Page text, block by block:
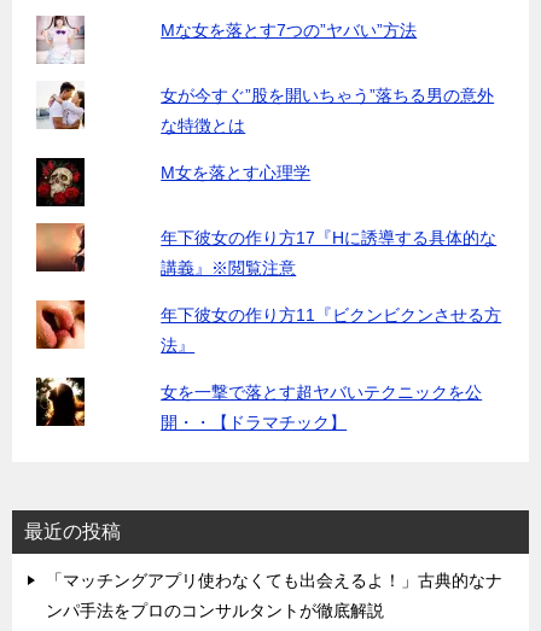
Mな女を落とす7つの”ヤバい”方法
女が今すぐ”股を開いちゃう”落ちる男の意外
な特徴とは
M女を落とす心理学
年下彼女の作り方17『Hに誘導する具体的な
講義』※閲覧注意
年下彼女の作り方11『ビクンビクンさせる方
法』
女を一撃で落とす超ヤバいテクニックを公
開・・【ドラマチック】
最近の投稿
「マッチングアプリ使わなくても出会えるよ！」古典的なナ
ンパ手法をプロのコンサルタントが徹底解説